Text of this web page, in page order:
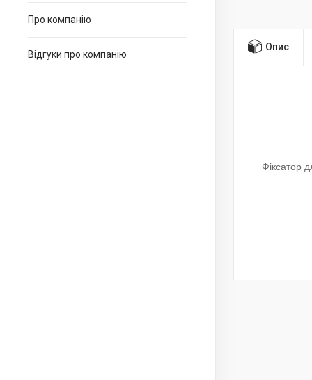
Про компанію
Відгуки про компанію
Опис
Фіксатор